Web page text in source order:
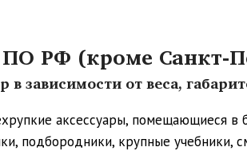
РФ (кроме Санкт-
зависимости от веса,
аксессуары, помещающиеся в
подбородники, крупные